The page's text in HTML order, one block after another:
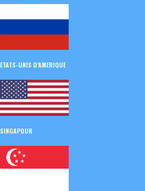
ETATS-UNIS D’AMERIQUE
SINGAPOUR